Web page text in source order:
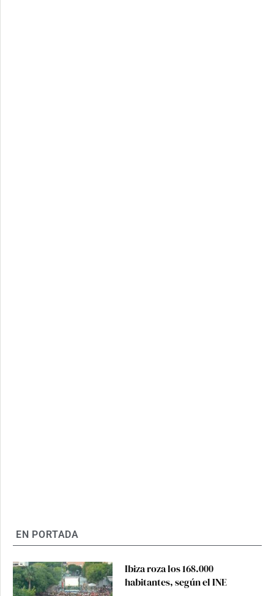
EN PORTADA
Ibiza roza los 168.000
habitantes, según el INE